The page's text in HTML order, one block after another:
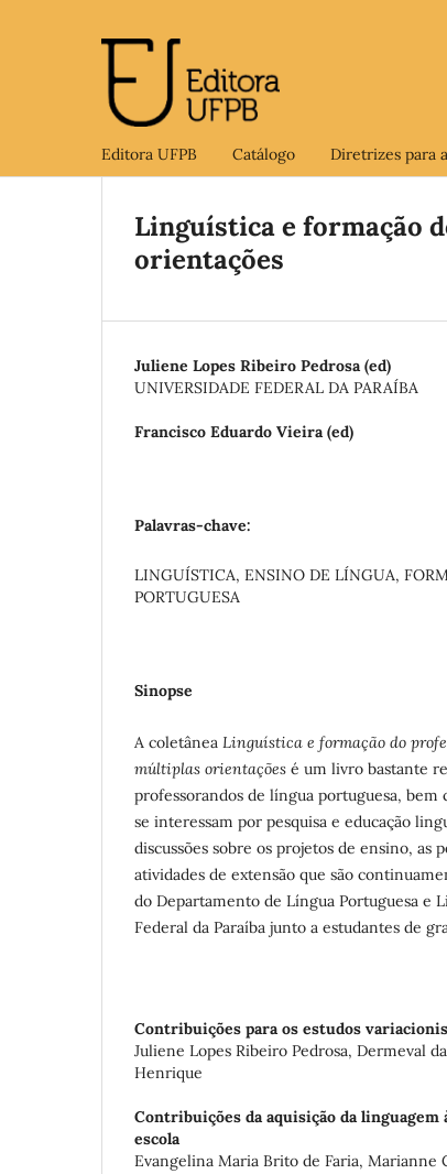
Editora UFPB Catálogo Diretrizes para
Linguística e formação
orientações
Juliene Lopes Ribeiro Pedrosa (ed)
UNIVERSIDADE FEDERAL DA PARAÍBA
Francisco Eduardo Vieira (ed)
Palavras-chave:
LINGUÍSTICA, ENSINO DE LÍNGUA,
PORTUGUESA
Sinopse
A coletânea Linguística e formação do
múltiplas orientações é um livro bastante
professorandos de língua portuguesa, bem
se interessam por pesquisa e educação
discussões sobre os projetos de ensino, as
atividades de extensão que são
do Departamento de Língua Portuguesa e
Federal da Paraíba junto a estudantes de
Contribuições para os estudos
Juliene Lopes Ribeiro Pedrosa, Dermeval
Henrique
Contribuições da aquisição da linguagem
escola
Evangelina Maria Brito de Faria, Marianne